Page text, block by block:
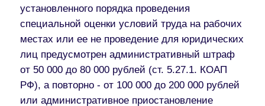
установленного порядка проведения
специальной оценки условий труда на рабочих
местах или ее не проведение для юридических
лиц предусмотрен административный штраф
от 50 000 до 80 000 рублей (ст. 5.27.1. КОАП
РФ), а повторно - от 100 000 до 200 000 рублей
или административное приостановление